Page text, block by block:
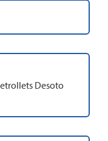
Desoto